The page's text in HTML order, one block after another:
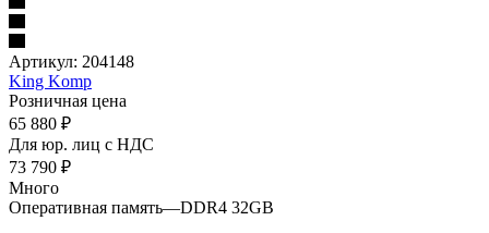
Артикул: 204148
King Komp
Розничная цена
65 880 ₽
Для юр. лиц c НДС
73 790 ₽
Много
Оперативная память—DDR4 32GB